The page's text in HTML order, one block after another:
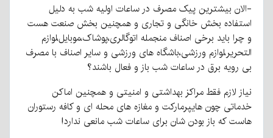
-الان بیشترین پیک مصرف در ساعات اولیه شب به دلیل
استفاده بخش خانگی و تجاری و همچنین بخش صنعت هست
و چرا باید برخی اصناف منجمله اتوگالری،پوشاک،موبایل،لوازم
التحریر،لوازم ورزشی،باشگاه های ورزشی و سایر اصناف با مصرف
بی رویه برق در ساعات شب باز و فعال باشند؟
نیاز لازم فقط مراکز بهداشتی و امنیتی و همچنین اماکن
خدماتی چون هایپرمارکت و مغازه های محله ای و کافه رستوران
هاست که باز بودن شان برای ساعات شب مانعی ندارد!